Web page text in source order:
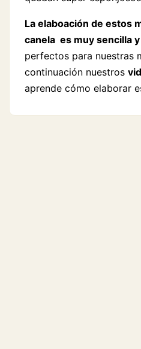
La elaboación de estos
canela es muy sencilla
perfectos para nuestras
continuación nuestros
aprende cómo elaborar